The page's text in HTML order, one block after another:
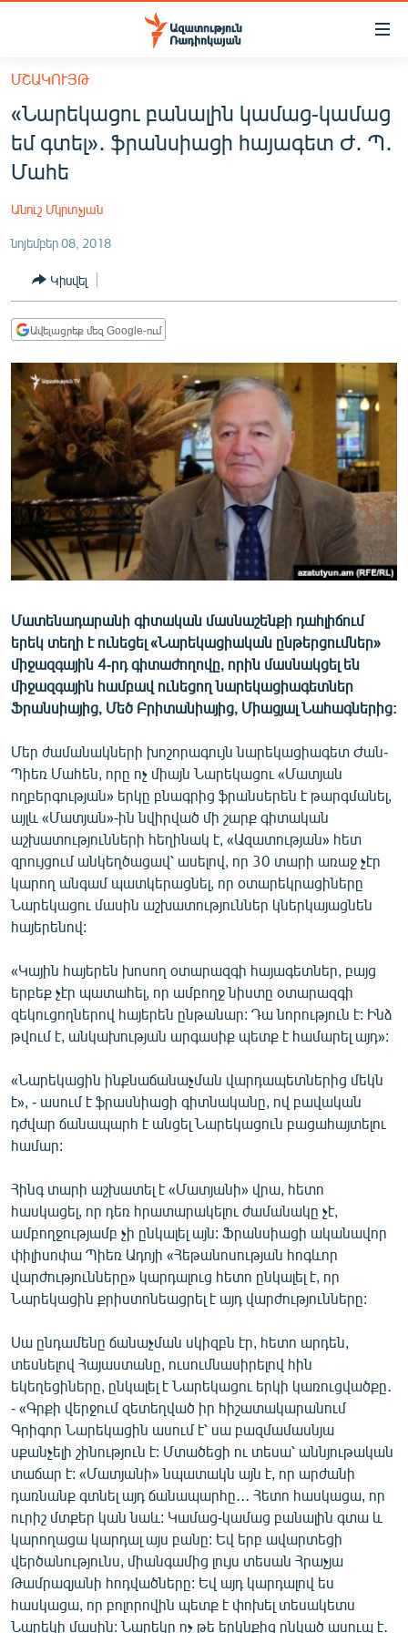
Մատչելիության
հիմնական
բովանդակությանը
Անցնել
հիմնական
մենյուին
ՀԱՅԱՍՏԱՆ
ՔԱՂԱՔԱԿԱՆ
ՏՆՏԵՍՈՒԹՅՈՒՆ
ՂԱՐԱԲԱՂ
ՏԱՐԱԾԱՇՐՋԱՆ
ՄԻՋԱԶԳԱՅԻՆ
ՄՇԱԿՈՒՅԹ
ՍՊՈՐՏ
ՄԵԿՆԱԲԱՆՈՒԹՅՈՒՆ
ՏՏ ԵՒ ԻՆՏԵՐՆԵՏ
ԱՐԽԻՎ
ՏԵՍԱՆՅՈՒԹԵՐ
ԲԱՆԱՎԵՃ
ՁԳՏԵԼՈՎ ԼԱՎԱԳՈՒՅՆԻՆ
ՓՈԴՔԱՍԹ
Հայերեն
English
Русский
ՀԵՏԵՎԵՔ ՄԵԶ
«Ազատության» բոլոր կայքերը
ՄՇԱԿՈՒՅԹ
«Նարեկացու բանալին կամաց-կամաց
եմ գտել»․ ֆրանսիացի հայագետ Ժ․ Պ․
Մահե
Անուշ Մկրտչյան
նոյեմբեր 08, 2018
Կիսվել
Ավելացրեք մեզ Google-ում
Մատենադարանի գիտական մասնաշենքի դահլիճում
երեկ տեղի է ունեցել «Նարեկացիական ընթերցումներ»
միջազգային 4-րդ գիտաժողովը, որին մասնակցել են
միջազգային համբավ ունեցող նարեկացիագետներ
Ֆրանսիայից, Մեծ Բրիտանիայից, Միացյալ Նահագներից:
Մեր ժամանակների խոշորագույն նարեկացիագետ Ժան-
Պիեռ Մահեն, որը ոչ միայն Նարեկացու «Մատյան
ողբերգության» երկը բնագրից ֆրանսերեն է թարգմանել,
այլև «Մատյան»-ին նվիրված մի շարք գիտական
աշխատությունների հեղինակ է, «Ազատության» հետ
զրույցում անկեղծացավ՝ ասելով, որ 30 տարի առաջ չէր
կարող անգամ պատկերացնել, որ օտարեկրացիները
Նարեկացու մասին աշխատություններ կներկայացնեն
հայերենով:
«Կային հայերեն խոսող օտարազգի հայագետներ, բայց
երբեք չէր պատահել, որ ամբողջ նիստը օտարազգի
զեկուցողներով հայերեն ընթանար: Դա նորություն է: Ինձ
թվում է, անկախության արգասիք պետք է համարել այդ»:
«Նարեկացին ինքնաճանաչման վարդապետներից մեկն
է», - ասում է ֆրասնիացի գիտնականը, ով բավական
դժվար ճանապարհ է անցել Նարեկացուն բացահայտելու
համար:
Հինգ տարի աշխատել է «Մատյանի» վրա, հետո
հասկացել, որ դեռ հրատարակելու ժամանակը չէ,
ամբողջությամբ չի ընկալել այն: Ֆրանսիացի ականավոր
փիլիսոփա Պիեռ Ադոյի «Հեթանոսության հոգևոր
վարժությունները» կարդալուց հետո ընկալել է, որ
Նարեկացին քրիստոնեացրել է այդ վարժությունները:
Սա ընդամենը ճանաչման սկիզբն էր, հետո արդեն,
տեսնելով Հայաստանը, ուսումնասիրելով հին
եկեղեցիները, ընկալել է Նարեկացու երկի կառուցվածքը․
- «Գրքի վերջում զետեղված իր հիշատակարանում
Գրիգոր Նարեկացին ասում է՝ սա բազմամասնյա
սքանչելի շինություն է: Մտածեցի ու տեսա՝ աննյութական
տաճար է: «Մատյանի» նպատակն այն է, որ արժանի
դառնանք գտնել այդ ճանապարհը․․․ Հետո հասկացա, որ
ուրիշ մտքեր կան նաև: Կամաց-կամաց բանալին գտա և
կարողացա կարդալ այս բանը: Եվ երբ ավարտեցի
վերծանությունս, միանգամից լույս տեսան Հրաչյա
Թամրազյանի հոդվածները: Եվ այդ կարդալով ես
հասկացա, որ բոլորովին պետք է փոխել տեսակետս
Նարեկի մասին: Նարեկը ոչ թե երկնքից ընկած ասուպ է․